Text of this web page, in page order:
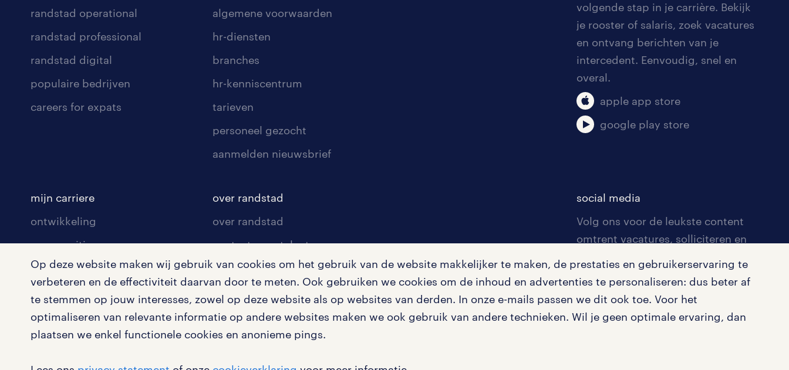
Op deze website maken wij gebruik van cookies om het gebruik van de website makkelijker te maken, de prestaties en gebruikerservaring te
verbeteren en de effectiviteit daarvan door te meten. Ook gebruiken we cookies om de inhoud en advertenties te personaliseren: dus beter af
te stemmen op jouw interesses, zowel op deze website als op websites van derden. In onze e-mails passen we dit ook toe. Voor het
optimaliseren van relevante informatie op andere websites maken we ook gebruik van andere technieken. Wil je geen optimale ervaring, dan
plaatsen we enkel functionele cookies en anonieme pings.
randstad operational
randstad professional
randstad digital
populaire bedrijven
careers for expats
algemene voorwaarden
hr-diensten
branches
hr-kenniscentrum
tarieven
personeel gezocht
aanmelden nieuwsbrief
mijn carriere
ontwikkeling
communities
opleidingen en trainingen
arbeidsvoorwaarden
blogs en artikelen
over randstad
over randstad
contact voor talent
contact voor werkgevers
pers
klachten en misstanden
volgende stap in je carrière. Bekijk
je rooster of salaris, zoek vacatures
en ontvang berichten van je
intercedent. Eenvoudig, snel en
overal.
apple app store
google play store
social media
Volg ons voor de leukste content
omtrent vacatures, solliciteren en